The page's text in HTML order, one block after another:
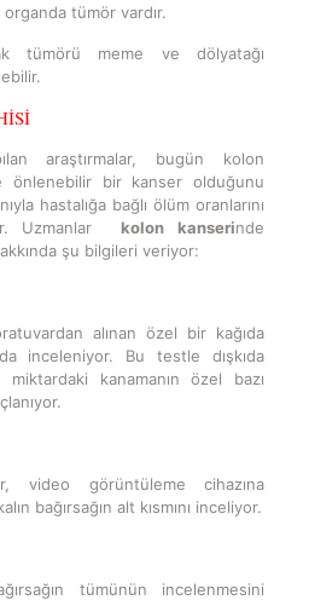
tümör vardır.
tümörü meme ve dölyatağı
araştırmalar, bugün kolon
önlenebilir bir kanser olduğunu
hastalığa bağlı ölüm oranlarını
Uzmanlarkolon kanserinde
şu bilgileri veriyor:
alınan özel bir kağıda
inceleniyor. Bu testle dışkıda
kanamanın özel bazı
video görüntüleme cihazına
bağırsağın alt kısmını inceliyor.
tümünün incelenmesini